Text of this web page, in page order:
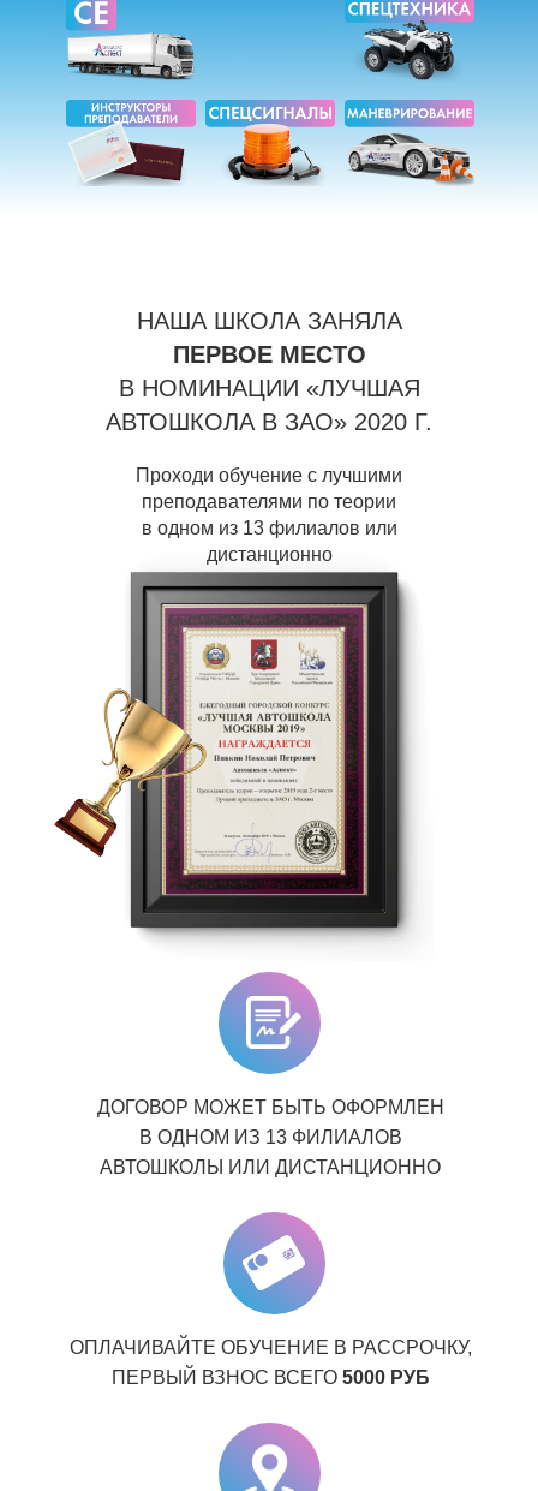
Проходи обучение с лучшими
преподавателями по теории
в одном из 13 филиалов или
дистанционно
ДОГОВОР МОЖЕТ БЫТЬ ОФОРМЛЕН
В ОДНОМ ИЗ 13 ФИЛИАЛОВ
АВТОШКОЛЫ ИЛИ ДИСТАНЦИОННО
ОПЛАЧИВАЙТЕ ОБУЧЕНИЕ В РАССРОЧКУ,
ПЕРВЫЙ ВЗНОС ВСЕГО 5000 РУБ
НАША ШКОЛА ЗАНЯЛА
ПЕРВОЕ МЕСТО
В НОМИНАЦИИ «ЛУЧШАЯ
АВТОШКОЛА В ЗАО» 2020 Г.